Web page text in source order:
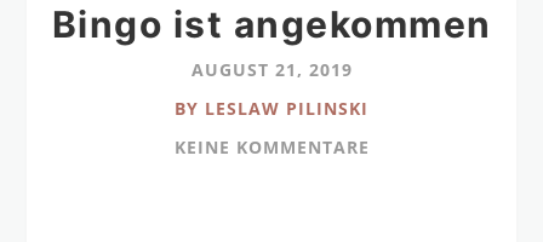
Bingo ist angekommen
AUGUST 21, 2019
BY LESLAW PILINSKI
KEINE KOMMENTARE